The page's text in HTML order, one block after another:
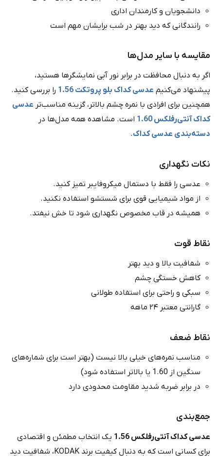
دانشجویان و کارمندان اداری
رانندگانی که دید بهتر در شب برایشان مهم است
مقایسه با سایر مدل‌ها
اگر به دنبال محافظت در برابر نور آبی نمایشگرها هستید،
پیشنهاد می‌کنیم عدسی کداک بلو پروتکت 1.56
را بررسی کنید.
همچنین برای افرادی با نمره چشم بالاتر، گزینه مناسب‌تر عدسی
کداک آنتی‌رفلکس 1.60
است. مشاهده همه مدل‌ها در
دسته‌بندی عدسی کداک.
نکات نگهداری
عدسی را فقط با دستمال میکروفایبر تمیز کنید.
از مواد شیمیایی قوی برای شستشو استفاده نکنید.
همیشه در قاب مخصوص نگهداری شود تا خش نیفتد.
نقاط قوت
شفافیت بالا و دید بهتر
کاهش خستگی چشم
سبکی و راحتی برای استفاده طولانی
گارانتی معتبر ۲۴ ماهه
نقاط ضعف
مناسب نمره‌های خیلی بالا نیست (بهتر است برای شماره‌های
سنگین از 1.60 یا بالاتر استفاده شود)
در برابر ضربه شدید مقاومت محدودی دارد
جمع‌بندی
عدسی کداک آنتی‌رفلکس 1.56
یک انتخاب مطمئن و اقتصادی
برای کسانی است که به دنبال کیفیت برند KODAK، شفافیت دید